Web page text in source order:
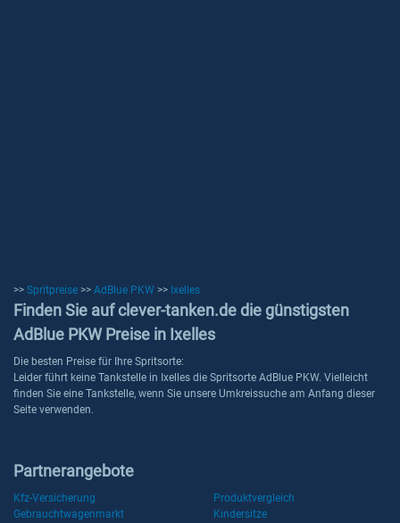
>> Spritpreise >> AdBlue PKW >> Ixelles
Finden Sie auf clever-tanken.de die günstigsten
AdBlue PKW Preise in Ixelles
Die besten Preise für Ihre Spritsorte:
Leider führt keine Tankstelle in Ixelles die Spritsorte AdBlue PKW. Vielleicht
finden Sie eine Tankstelle, wenn Sie unsere Umkreissuche am Anfang dieser
Seite verwenden.
Partnerangebote
Kfz-Versicherung
Produktvergleich
Gebrauchtwagenmarkt
Kindersitze